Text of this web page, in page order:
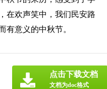
在欢声笑中，我们民安路
有意义的中秋节。
点击下载文档
文档为doc格式